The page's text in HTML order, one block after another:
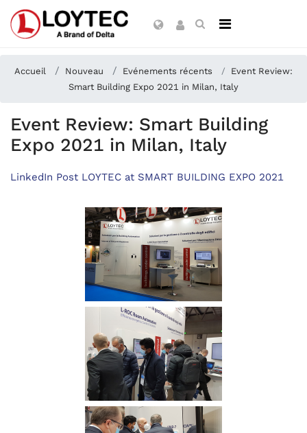
Accueil Nouveau Evénements récents
Event Review:
Smart Building Expo 2021 in Milan, Italy
Event Review: Smart Building
Expo 2021 in Milan, Italy
LinkedIn Post LOYTEC at SMART BUILDING EXPO 2021